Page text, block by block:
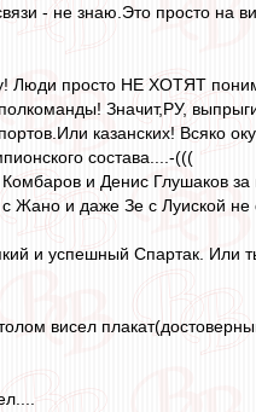
- не знаю.Это просто на
Люди просто НЕ ХОТЯТ
Значит,РУ,
казанских! Всяко
состава....-(((
и Денис Глушаков
Жано и даже Зе с Луиской
и успешный Спартак. Или
висел